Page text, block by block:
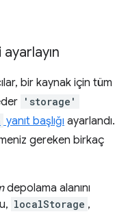
bir kaynak için tüm
'storage'
yanıt başlığı ayarlandı.
gereken birkaç
depolama alanını
localStorage ,